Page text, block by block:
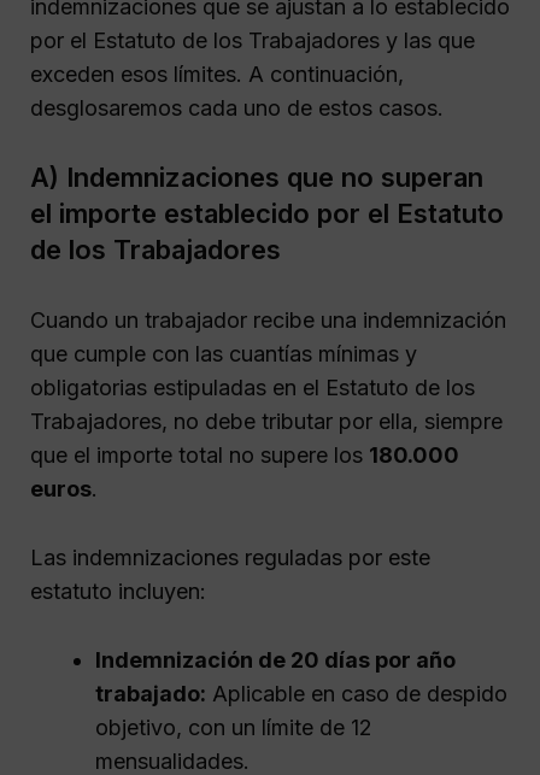
indemnizaciones que se ajustan a lo establecido
por el Estatuto de los Trabajadores y las que
exceden esos límites. A continuación,
desglosaremos cada uno de estos casos.
A) Indemnizaciones que no superan
el importe establecido por el Estatuto
de los Trabajadores
Cuando un trabajador recibe una indemnización
que cumple con las cuantías mínimas y
obligatorias estipuladas en el Estatuto de los
Trabajadores, no debe tributar por ella, siempre
que el importe total no supere los 180.000
euros.
Las indemnizaciones reguladas por este
estatuto incluyen:
Indemnización de 20 días por año
trabajado: Aplicable en caso de despido
objetivo, con un límite de 12
mensualidades.